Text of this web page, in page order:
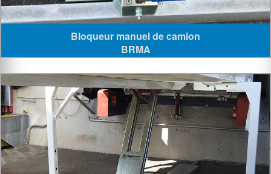
Bloqueur manuel de camion
BRMA